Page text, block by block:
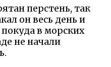
перстень, так
он весь день и
покуда в морских
не начали